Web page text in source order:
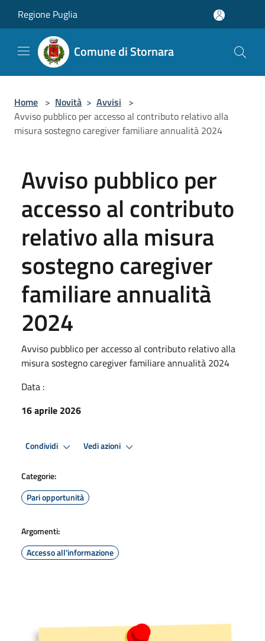
Regione Puglia
Comune di Stornara
Home > Novità > Avvisi >
Avviso pubblico per accesso al contributo relativo alla
misura sostegno caregiver familiare annualità 2024
Avviso pubblico per
accesso al contributo
relativo alla misura
sostegno caregiver
familiare annualità
2024
Avviso pubblico per accesso al contributo relativo alla
misura sostegno caregiver familiare annualità 2024
Data :
16 aprile 2026
Condividi Vedi azioni
Categorie:
Pari opportunità
Argomenti:
Accesso all'informazione